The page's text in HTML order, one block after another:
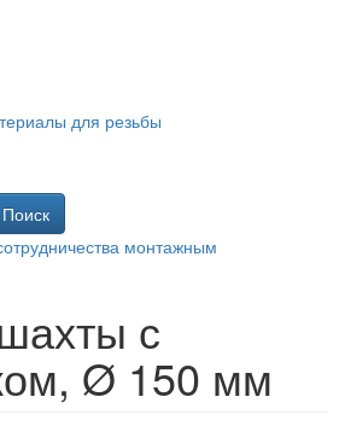
для резьбы
Поиск
с
Ø 150 мм